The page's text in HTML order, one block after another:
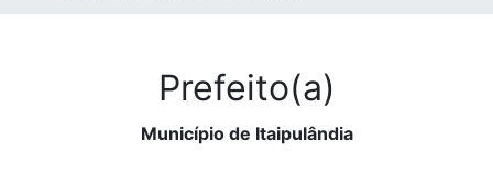
Prefeito(a)
Município de Itaipulândia